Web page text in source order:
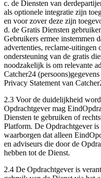
c. de Diensten van
als optionele integratie zijn
en voor zover deze zijn
d. de Gratis Diensten
Gebruikers ermee instemmen
advertenties, reclame-uitingen
ondersteuning van de gratis
noodzakelijk is om relevante
Catcher24
Privacy Statement van
2.3 Voor de duidelijkheid
Opdrachtgever mag
Diensten te gebruiken of
Platform. De Opdrachtgever
waarborgen dat alleen
en adviseurs die door de
hebben tot de Dienst.
2.4 De Opdrachtgever is